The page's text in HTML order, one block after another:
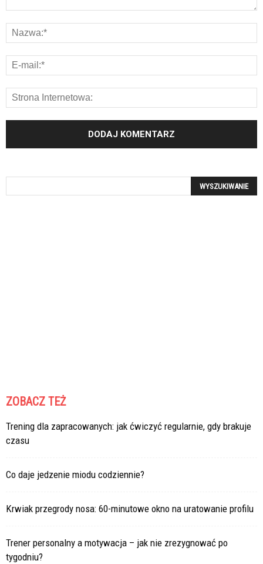
ZOBACZ TEŻ
Trening dla zapracowanych: jak ćwiczyć regularnie, gdy brakuje
czasu
Co daje jedzenie miodu codziennie?
Krwiak przegrody nosa: 60-minutowe okno na uratowanie profilu
Trener personalny a motywacja – jak nie zrezygnować po
tygodniu?